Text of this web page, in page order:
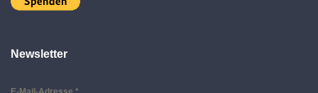
Newsletter